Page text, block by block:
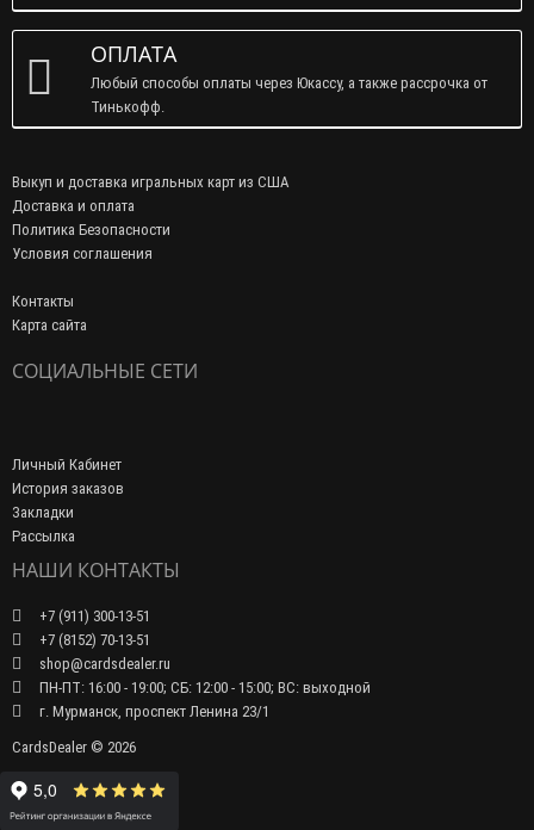
ОПЛАТА
Любый способы оплаты через Юкассу, а также рассрочка от
Тинькофф.
Выкуп и доставка игральных карт из США
Доставка и оплата
Политика Безопасности
Условия соглашения
Контакты
Карта сайта
СОЦИАЛЬНЫЕ СЕТИ
Личный Кабинет
История заказов
Закладки
Рассылка
НАШИ КОНТАКТЫ
+7 (911) 300-13-51
+7 (8152) 70-13-51
shop@cardsdealer.ru
ПН-ПТ: 16:00 - 19:00; СБ: 12:00 - 15:00; ВС: выходной
г. Мурманск, проспект Ленина 23/1
CardsDealer © 2026